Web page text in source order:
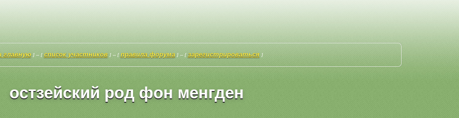
главную] -- [ список участников] -- [ правила форума] -- [ зарегистрироваться]
остзейский род фон менгден